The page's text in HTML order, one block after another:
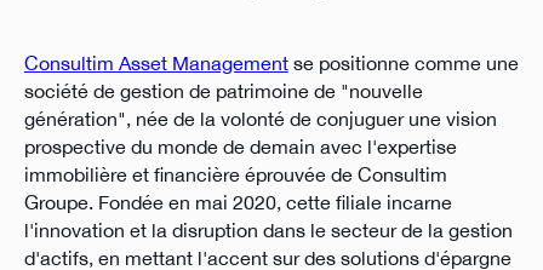
Consultim Asset Managementse positionne comme une
société de gestion de patrimoine de "nouvelle
génération", née de la volonté de conjuguer une vision
prospective du monde de demain avec l'expertise
immobilière et financière éprouvée de Consultim
Groupe. Fondée en mai 2020, cette filiale incarne
l'innovation et la disruption dans le secteur de la gestion
d'actifs, en mettant l'accent sur des solutions d'épargne